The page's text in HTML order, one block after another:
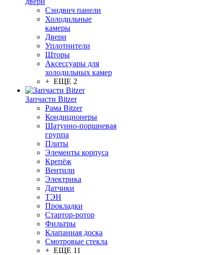
Сэндвич панели
Холодильные
камеры
Двери
Уплотнители
Шторы
Аксессуары для
холодильных камер
+ ЕЩЕ 2
Запчасти Bitzer
Рама Bitzer
Кондиционеры
Шатунно-поршневая
группа
Плиты
Элементы корпуса
Крепёж
Вентили
Электрика
Датчики
ТЭН
Прокладки
Стартор-ротор
Фильтры
Клапанная доска
Смотровые стекла
+ ЕЩЕ 11